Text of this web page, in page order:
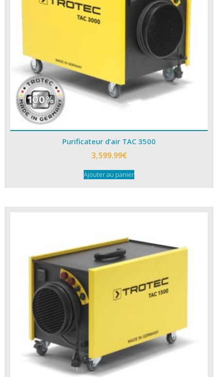
Purificateur d’air TAC 3500
3,599.99€
Ajouter au panier